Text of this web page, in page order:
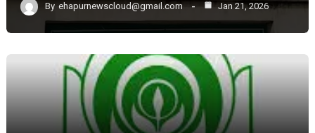
By ehapurnewscloud@gmail.com Jan 21, 2026